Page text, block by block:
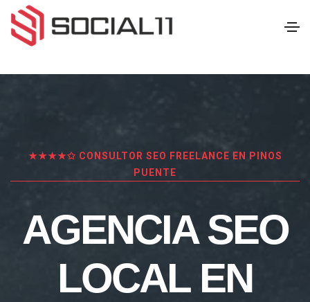
★★★★✩ CONSULTOR SEO FREELANCE EN PINOS
PUENTE
AGENCIA SEO
LOCAL EN